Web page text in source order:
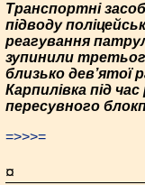
Транспортні
підводу
реагування
зупинили
близько дев’ятої
Карпилівка під
пересувного
=>>>=
¤